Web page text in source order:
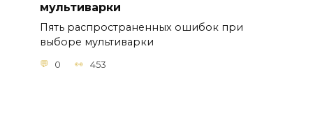
мультиварки
Пять распространенных ошибок при
выборе мультиварки
0 453